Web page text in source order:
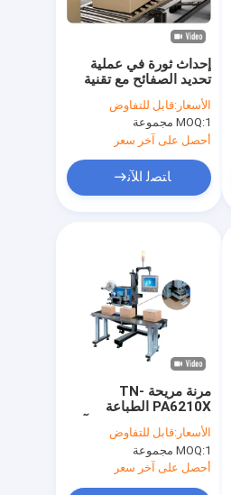
إحداث ثورة في عملية
تحديد الصفائح مع تقنية
التعرف البصري على
الصفائح
الأسعار:قابل للتفاوض
MOQ:1 مجموعة
أحصل على آخر سعر
ﺎﺘﺼﻟ ﺍﻶﻧ
مرنة مريحة TN-
PA6210X الطباعة
الفورية الزاوية اليمنى آلة
وضع العلامات
الأسعار:قابل للتفاوض
MOQ:1 مجموعة
أحصل على آخر سعر